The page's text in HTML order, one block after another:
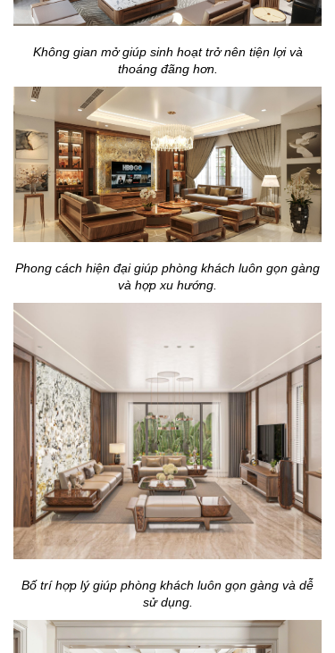
Không gian mở giúp sinh hoạt trở nên tiện lợi và
thoáng đãng hơn.
Phong cách hiện đại giúp phòng khách luôn gọn gàng
và hợp xu hướng.
Bố trí hợp lý giúp phòng khách luôn gọn gàng và dễ
sử dụng.